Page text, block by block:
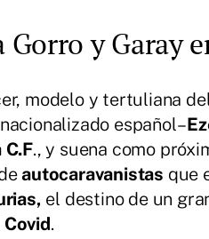
Gorro y Garay
modelo y tertuliana
español–
C.F., y suena como
autocaravanistas que
el destino de un
.